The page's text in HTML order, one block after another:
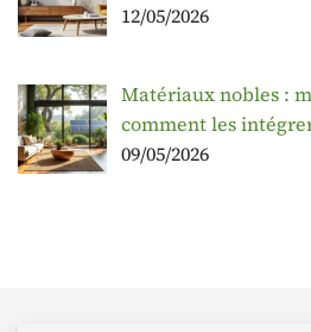
12/05/2026
Matériaux nobles :
comment les
09/05/2026